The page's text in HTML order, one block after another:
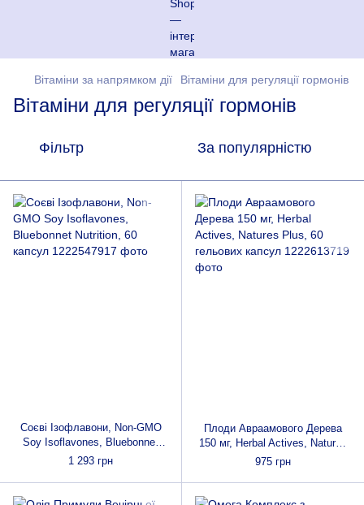
Вітаміни за напрямком дії Вітаміни для регуляції гормонів
Вітаміни для регуляції гормонів
Фільтр За популярністю
Соєві Ізофлавони, Non-GMO
Soy Isoflavones, Bluebonnet
Nutrition, 60 капсул
1 293 грн
Плоди Авраамового Дерева
150 мг, Herbal Actives, Natures
Plus, 60 гельових капсул
975 грн